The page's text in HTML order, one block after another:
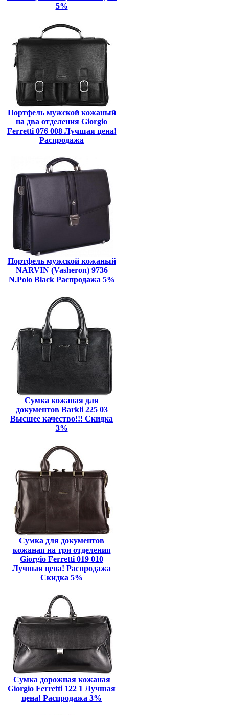
5%
Портфель мужской кожаный
на два отделения Giorgio
Ferretti 076 008 Лучшая цена!
Распродажа
Портфель мужской кожаный
NARVIN (Vasheron) 9736
N.Polo Black Распродажа 5%
Сумка кожаная для
документов Barkli 225 03
Высшее качество!!! Скидка
3%
Сумка для документов
кожаная на три отделения
Giorgio Ferretti 019 010
Лучшая цена! Распродажа
Скидка 5%
Сумка дорожная кожаная
Giorgio Ferretti 122 1 Лучшая
цена! Распродажа 3%